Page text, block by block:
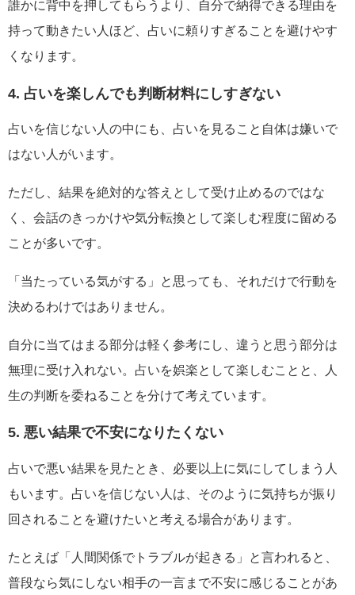
誰かに背中を押してもらうより、自分で納得できる理由を
持って動きたい人ほど、占いに頼りすぎることを避けやす
くなります。
4. 占いを楽しんでも判断材料にしすぎない
占いを信じない人の中にも、占いを見ること自体は嫌いで
はない人がいます。
ただし、結果を絶対的な答えとして受け止めるのではな
く、会話のきっかけや気分転換として楽しむ程度に留める
ことが多いです。
「当たっている気がする」と思っても、それだけで行動を
決めるわけではありません。
自分に当てはまる部分は軽く参考にし、違うと思う部分は
無理に受け入れない。占いを娯楽として楽しむことと、人
生の判断を委ねることを分けて考えています。
5. 悪い結果で不安になりたくない
占いで悪い結果を見たとき、必要以上に気にしてしまう人
もいます。占いを信じない人は、そのように気持ちが振り
回されることを避けたいと考える場合があります。
たとえば「人間関係でトラブルが起きる」と言われると、
普段なら気にしない相手の一言まで不安に感じることがあ